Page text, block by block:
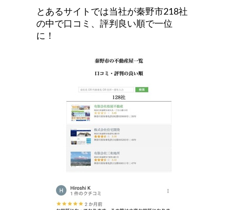
とあるサイトでは当社が秦野市218社
の中で口コミ、評判良い順で一位
に！